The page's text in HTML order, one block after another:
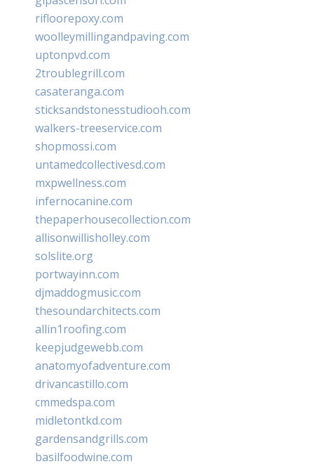
rifloorepoxy.com
woolleymillingandpaving.com
uptonpvd.com
2troublegrill.com
casateranga.com
sticksandstonesstudiooh.com
walkers-treeservice.com
shopmossi.com
untamedcollectivesd.com
mxpwellness.com
infernocanine.com
thepaperhousecollection.com
allisonwillisholley.com
solslite.org
portwayinn.com
djmaddogmusic.com
thesoundarchitects.com
allin1roofing.com
keepjudgewebb.com
anatomyofadventure.com
drivancastillo.com
cmmedspa.com
midletontkd.com
gardensandgrills.com
basilfoodwine.com